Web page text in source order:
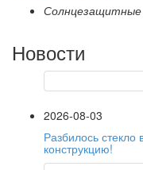
Новости
2026-08-03
Разбилось
конструкцию!